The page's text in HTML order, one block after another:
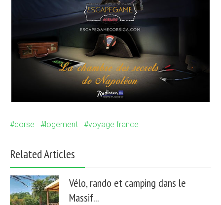
corse logement voyage france
Related Articles
Vélo, rando et camping dans le
Massif...